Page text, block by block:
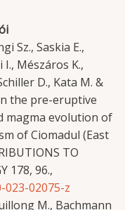
Sz., Saskia E.,
I., Mészáros K.,
D., Kata M. &
the pre-eruptive
magma evolution of
of Ciomadul (East
TO
178, 96.,
02075-z
M., Bachmann